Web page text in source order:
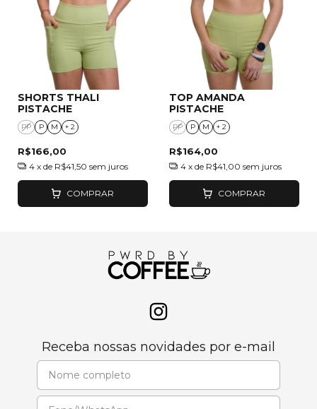
SHORTS THALI
PISTACHE
PP P M + 2
R$166,00
4 x de R$41,50 sem juros
COMPRAR
TOP AMANDA
PISTACHE
PP P M + 2
R$164,00
4 x de R$41,00 sem juros
COMPRAR
Receba nossas novidades por e-mail